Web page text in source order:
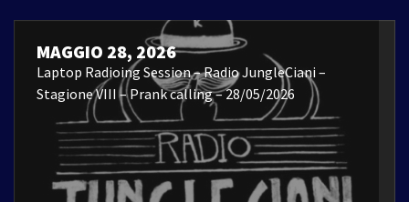
MAGGIO 28, 2026
Laptop Radioing Session – Radio JungleCiani –
Stagione VIII – Prank calling – 28/05/2026